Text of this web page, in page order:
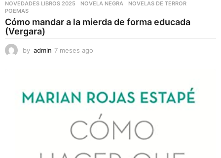
NOVEDADES LIBROS 2025
,NOVELA NEGRA ,NOVELAS DE TERROR
POEMAS
Cómo mandar a la mierda de forma educada
(Vergara)
by admin 7 meses ago
s
a
o